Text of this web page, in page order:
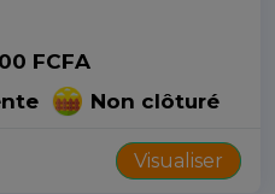
FCFA
Non clôturé
Visualiser